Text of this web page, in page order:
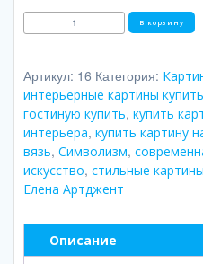
Количество
товара
В корзину
Артикул: 16 Категория:
интерьерные картины купить
гостиную купить, купить
интерьера, купить картину
вязь, Символизм,
искусство, стильные картины
Елена Артджент
Описание